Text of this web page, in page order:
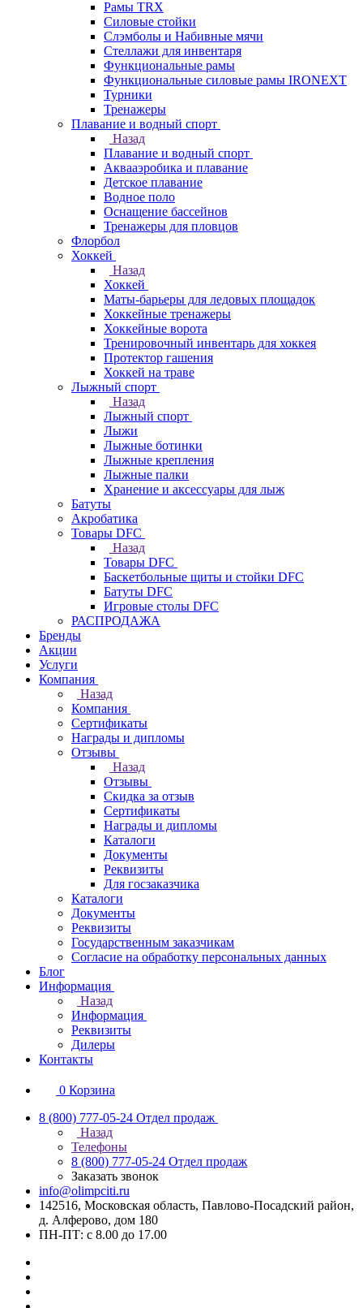
Рамы TRX
Силовые стойки
Слэмболы и Набивные мячи
Стеллажи для инвентаря
Функциональные рамы
Функциональные силовые рамы IRONEXT
Турники
Тренажеры
Плавание и водный спорт
Назад
Плавание и водный спорт
Аквааэробика и плавание
Детское плавание
Водное поло
Оснащение бассейнов
Тренажеры для пловцов
Флорбол
Хоккей
Назад
Хоккей
Маты-барьеры для ледовых площадок
Хоккейные тренажеры
Хоккейные ворота
Тренировочный инвентарь для хоккея
Протектор гашения
Хоккей на траве
Лыжный спорт
Назад
Лыжный спорт
Лыжи
Лыжные ботинки
Лыжные крепления
Лыжные палки
Хранение и аксессуары для лыж
Батуты
Акробатика
Товары DFC
Назад
Товары DFC
Баскетбольные щиты и стойки DFC
Батуты DFC
Игровые столы DFC
РАСПРОДАЖА
Бренды
Акции
Услуги
Компания
Назад
Компания
Сертификаты
Награды и дипломы
Отзывы
Назад
Отзывы
Скидка за отзыв
Сертификаты
Награды и дипломы
Каталоги
Документы
Реквизиты
Для госзаказчика
Каталоги
Документы
Реквизиты
Государственным заказчикам
Согласие на обработку персональных данных
Блог
Информация
Назад
Информация
Реквизиты
Дилеры
Контакты
0 Корзина
8 (800) 777-05-24 Отдел продаж
Назад
Телефоны
8 (800) 777-05-24 Отдел продаж
Заказать звонок
info@olimpciti.ru
142516, Московская область, Павлово-Посадский район,
д. Алферово, дом 180
ПН-ПТ: с 8.00 до 17.00